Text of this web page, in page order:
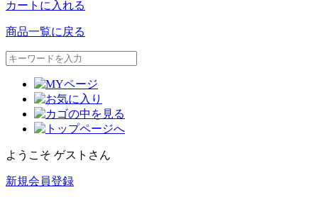
カートに入れる
商品一覧に戻る
ようこそ ゲストさん
新規会員登録